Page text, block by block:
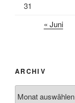
31
« Juni
ARCHIV